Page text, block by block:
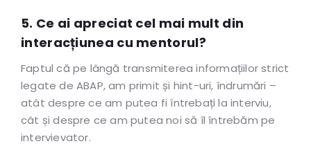
5. Ce ai apreciat cel mai mult din
interacțiunea cu mentorul?
Faptul că pe lângă transmiterea informațiilor strict
legate de ABAP, am primit și hint-uri, îndrumări –
atât despre ce am putea fi întrebați la interviu,
cât și despre ce am putea noi să îl întrebăm pe
intervievator.